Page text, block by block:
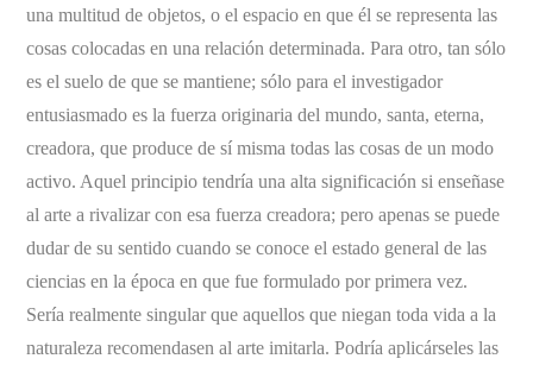
una multitud de objetos, o el espacio en que él se representa las
cosas colocadas en una relación determinada. Para otro, tan sólo
es el suelo de que se mantiene; sólo para el investigador
entusiasmado es la fuerza originaria del mundo, santa, eterna,
creadora, que produce de sí misma todas las cosas de un modo
activo. Aquel principio tendría una alta significación si enseñase
al arte a rivalizar con esa fuerza creadora; pero apenas se puede
dudar de su sentido cuando se conoce el estado general de las
ciencias en la época en que fue formulado por primera vez.
Sería realmente singular que aquellos que niegan toda vida a la
naturaleza recomendasen al arte imitarla. Podría aplicárseles las